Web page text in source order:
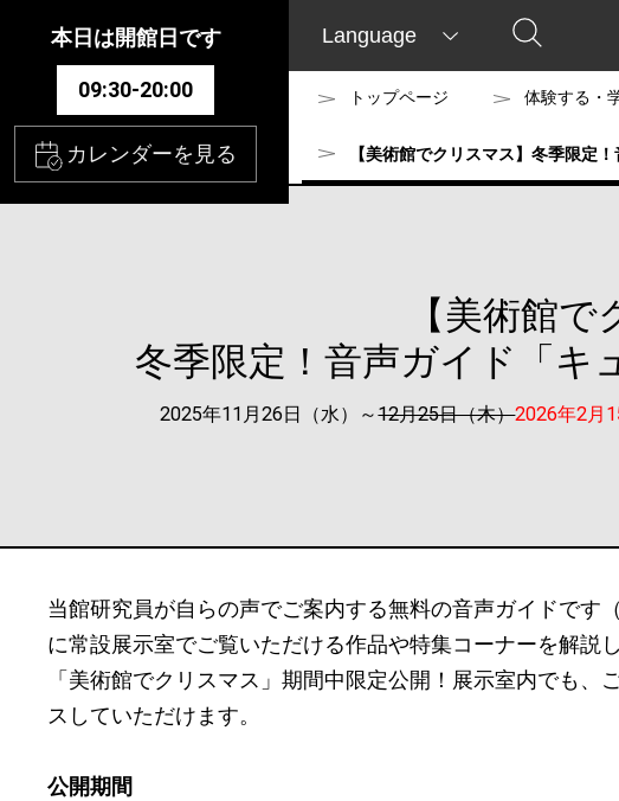
本日は開館日です
09:30-20:00
カレンダーを見る
Language
トップページ 体験する・
【美術館でクリスマス】冬季限定
【美術館で
冬季限定！音声ガイド「キ
2025年11月26日（水）～12月25日（木）2026年2月
当館研究員が自らの声でご案内する無料の音声ガイドです
に常設展示室でご覧いただける作品や特集コーナーを解説し
「美術館でクリスマス」期間中限定公開！展示室内でも、
スしていただけます。
公開期間